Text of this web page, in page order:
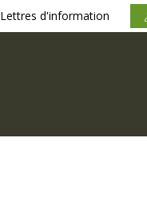
Lettres d'information